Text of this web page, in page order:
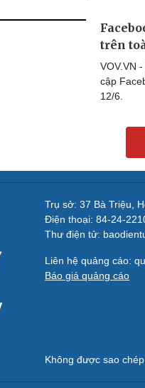
trên
VOV.VN
cập
12/6.
Trụ sở: 37 Bà Triệu,
Điện thoại: 84-24-
Thư điện tử:
Liên hệ quảng cáo:
Báo giá quảng cáo
Không được sao